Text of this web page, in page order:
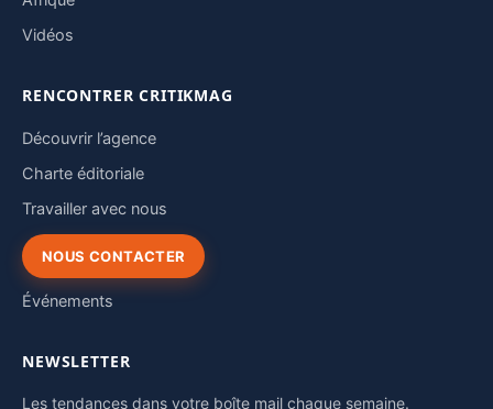
Vidéos
RENCONTRER CRITIKMAG
Découvrir l’agence
Charte éditoriale
Travailler avec nous
NOUS CONTACTER
Événements
NEWSLETTER
Les tendances dans votre boîte mail chaque semaine.